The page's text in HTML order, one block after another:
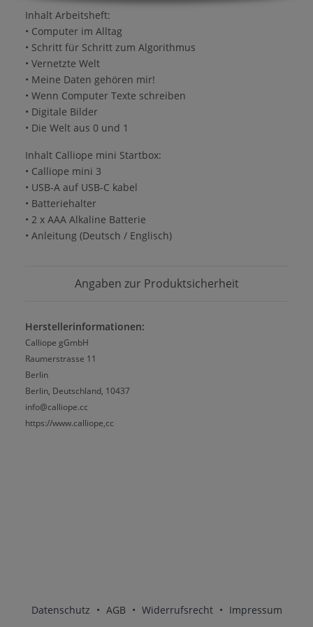
Inhalt Arbeitsheft:
• Computer im Alltag
• Schritt für Schritt zum Algorithmus
• Vernetzte Welt
• Meine Daten gehören mir!
• Wenn Computer Texte schreiben
• Digitale Bilder
• Die Welt aus 0 und 1
Inhalt Calliope mini Startbox:
• Calliope mini 3
• USB-A auf USB-C kabel
• Batteriehalter
• 2 x AAA Alkaline Batterie
• Anleitung (Deutsch / Englisch)
Angaben zur Produktsicherheit
Herstellerinformationen:
Calliope gGmbH
Raumerstrasse 11
Berlin
Berlin, Deutschland, 10437
info@calliope.cc
https://www.calliope,cc
Datenschutz • AGB • Widerrufsrecht • Impressum